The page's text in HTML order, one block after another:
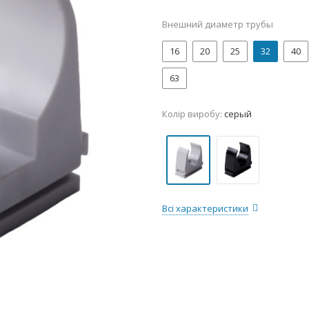
Внешний диаметр трубы
16 20 25 32 40
63
Колір виробу: серый
Всі характеристики